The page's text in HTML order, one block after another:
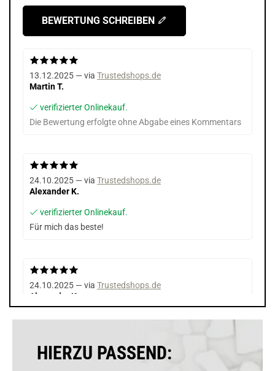
BEWERTUNG SCHREIBEN
13.12.2025 — via Trustedshops.de
Martin T.
verifizierter Onlinekauf.
Die Bewertung erfolgte ohne Abgabe eines Kommentars
24.10.2025 — via Trustedshops.de
Alexander K.
verifizierter Onlinekauf.
Für mich das beste!
24.10.2025 — via Trustedshops.de
Alexander K.
HIERZU PASSEND: